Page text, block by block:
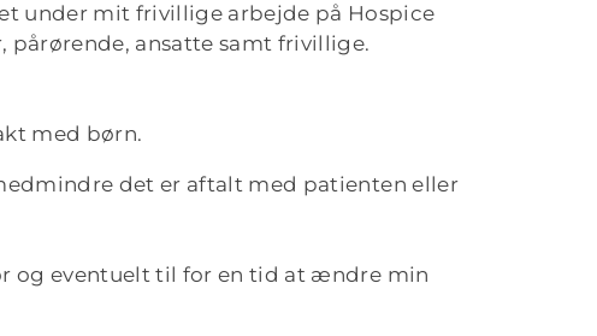
under mit frivillige arbejde på Hospice
ansatte samt frivillige.
med børn.
det er aftalt med patienten eller
og eventuelt til for en tid at ændre min